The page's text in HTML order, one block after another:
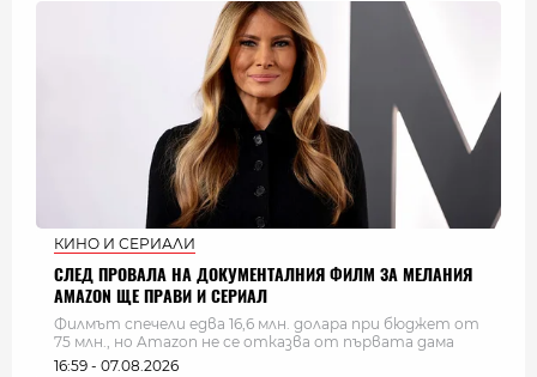
КИНО И СЕРИАЛИ
СЛЕД ПРОВАЛА НА ДОКУМЕНТАЛНИЯ ФИЛМ ЗА МЕЛАНИЯ
AMAZON ЩЕ ПРАВИ И СЕРИАЛ
Филмът спечели едва 16,6 млн. долара при бюджет от
75 млн., но Amazon не се отказва от първата дама
16:59 - 07.08.2026